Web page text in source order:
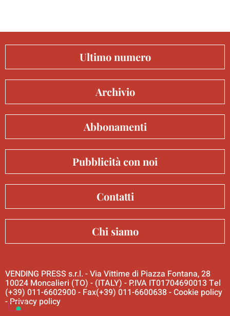
Ultimo numero
Archivio
Abbonamenti
Pubblicità con noi
Contatti
Chi siamo
VENDING PRESS s.r.l. - Via Vittime di Piazza Fontana, 28
10024 Moncalieri (TO) - (ITALY) - P.IVA IT01704690013 Tel
(+39) 011-6602900 - Fax(+39) 011-6600638 -Cookie policy
-Privacy policy